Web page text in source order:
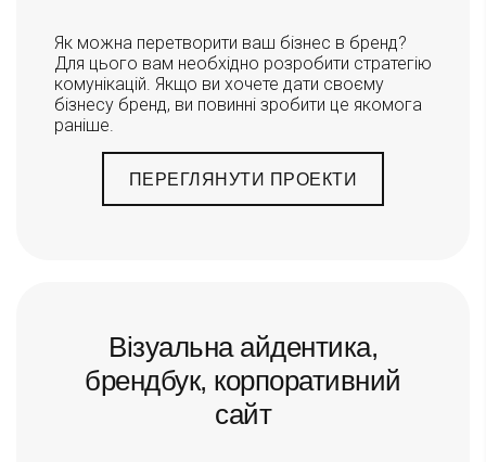
Як можна перетворити ваш бізнес в бренд?
Для цього вам необхідно розробити стратегію
комунікацій. Якщо ви хочете дати своєму
бізнесу бренд, ви повинні зробити це якомога
раніше.
ПЕРЕГЛЯНУТИ ПРОЕКТИ
Візуальна айдентика,
брендбук, корпоративний
сайт